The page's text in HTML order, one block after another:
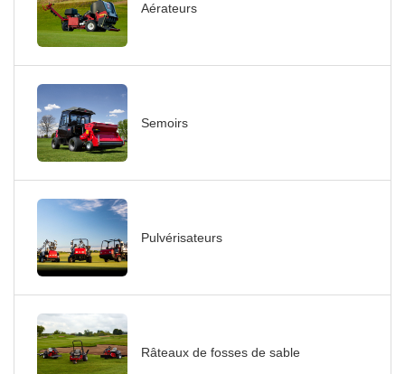
Aérateurs
Semoirs
Pulvérisateurs
Râteaux de fosses de sable